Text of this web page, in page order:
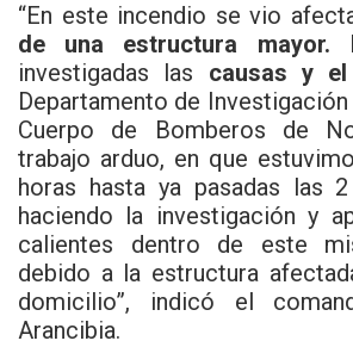
“En este incendio se vio
de una estructura mayor.
investigadas las causas y
Departamento de
Cuerpo de Bomberos de
trabajo arduo, en que
horas hasta ya pasadas las
haciendo la investigación y
calientes dentro de este
debido a la estructura
domicilio”, indicó el
Arancibia.